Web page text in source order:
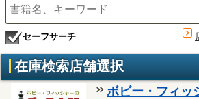
セーフサーチ
在庫検索店舗選択
ボビー・フィッ